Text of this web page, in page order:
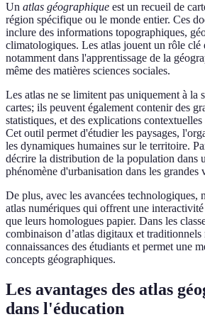
Un atlas géographique est un recueil de
région spécifique ou le monde entier. Ces
inclure des informations topographiques,
climatologiques. Les atlas jouent un rôle clé
notamment dans l'apprentissage de la
même des matières sciences sociales.
Les atlas ne se limitent pas uniquement à la
cartes; ils peuvent également contenir des
statistiques, et des explications
Cet outil permet d'étudier les paysages,
les dynamiques humaines sur le territoire.
décrire la distribution de la population dans
phénomène d'urbanisation dans les grandes
De plus, avec les avancées technologiques,
atlas numériques qui offrent une
que leurs homologues papier. Dans les
combinaison d’atlas digitaux et
connaissances des étudiants et permet une
concepts géographiques.
Les avantages des atlas
dans l'éducation